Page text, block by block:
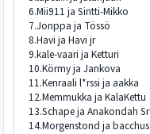
6.Mii911 ja Sintti-Mikko
7.Jonppa ja Tössö
8.Havi ja Havi jr
9.kale-vaari ja Ketturi
10.Körmy ja Jankova
11.Kenraali l*rssi ja aakka
12.Memmukka ja KalaKettu
13.Schape ja Anakondah Sr
14.Morgenstond ja bacchus